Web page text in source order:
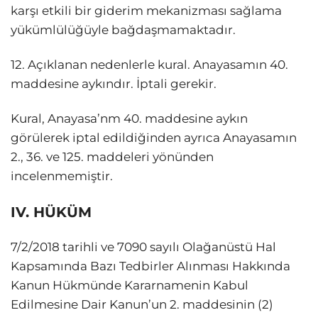
karşı etkili bir giderim mekanizması sağlama
yükümlülüğüyle bağdaşmamaktadır.
12. Açıklanan nedenlerle kural. Anayasamın 40.
maddesine aykındır. İptali gerekir.
Kural, Anayasa’nm 40. maddesine aykın
görülerek iptal edildiğinden ayrıca Anayasamın
2., 36. ve 125. maddeleri yönünden
incelenmemiştir.
IV. HÜKÜM
7/2/2018 tarihli ve 7090 sayılı Olağanüstü Hal
Kapsamında Bazı Tedbirler Alınması Hakkında
Kanun Hükmünde Kararnamenin Kabul
Edilmesine Dair Kanun’un 2. maddesinin (2)